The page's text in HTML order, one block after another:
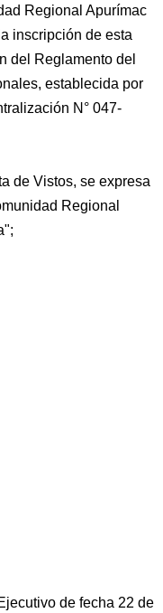
Regional Apurímac
inscripción de esta
del Reglamento del
establecida por
N° 047-
de Vistos, se expresa
Regional
de fecha 22 de